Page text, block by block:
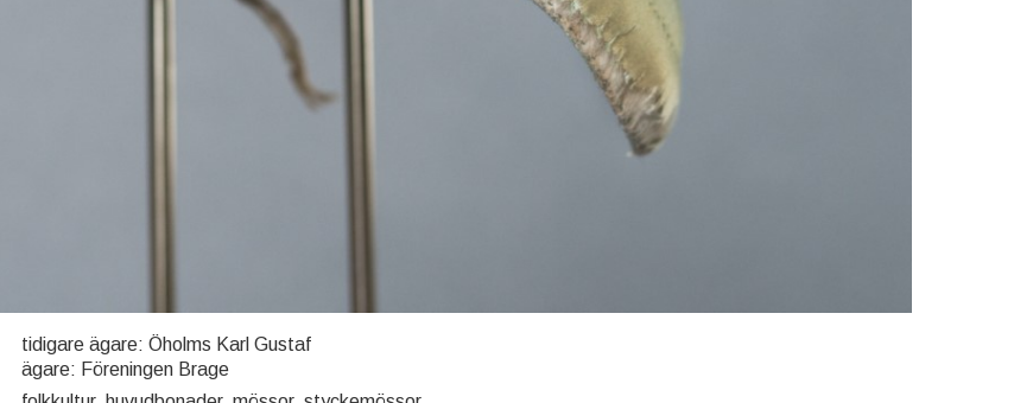
tidigare ägare: Öholms Karl Gustaf
ägare: Föreningen Brage